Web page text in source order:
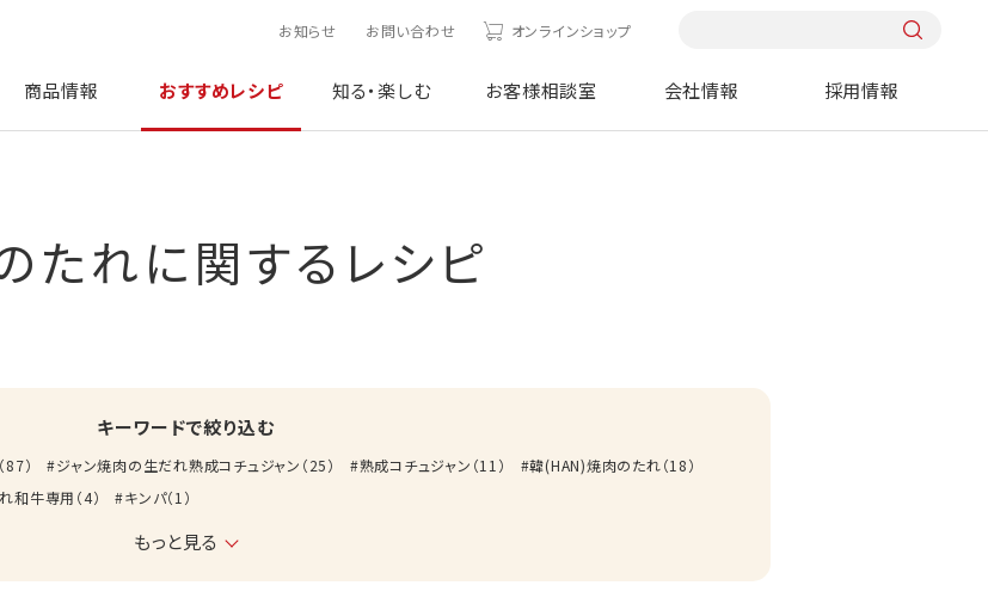
お知らせ お問い合わせ オンラインショップ
商品情報 おすすめレシピ 知る・楽しむ お客様相談室 会社情報 採用情報
たれに関するレシピ
キーワードで絞り込む
（87） ジャン焼肉の生だれ熟成コチュジャン （25） 熟成コチュジャン （11 ） 韓(HAN)焼肉のたれ（18）
和牛専用 （4） キンパ（1 ）
もっと見る